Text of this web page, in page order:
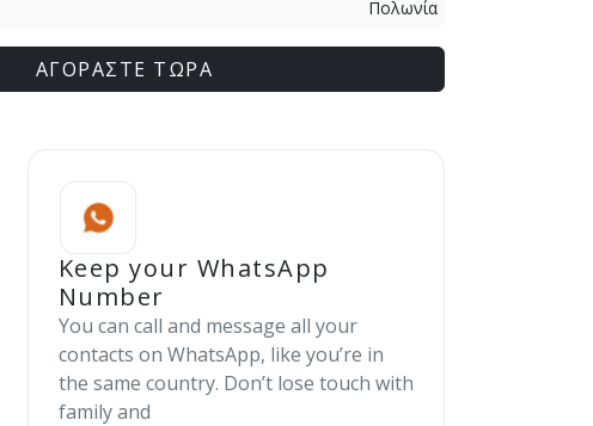
Πολωνία
ΑΓΟΡΑΣΤΕ ΤΩΡΑ
Keep your WhatsApp
Number
You can call and message all your
contacts on WhatsApp, like you’re in
the same country. Don’t lose touch with
family and